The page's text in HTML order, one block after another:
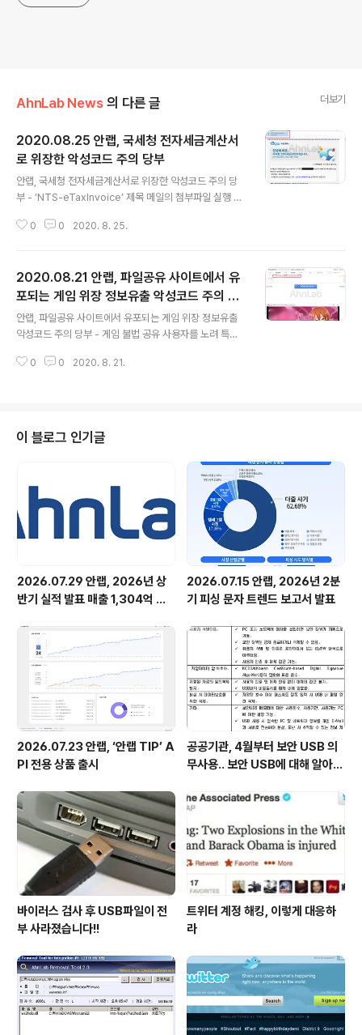
AhnLab News 의 다른 글 더보기
2020.08.25 안랩, 국세청 전자세금계산서
로 위장한 악성코드 주의 당부
안랩, 국세청 전자세금계산서로 위장한 악성코드 주의 당
부 - ‘NTS-eTaxInvoice’ 제목 메일의 첨부파일 실행 시
로드, 가짜 PDF 파일 열면 정보유출 악성코드에 감염 - ▲
파이어폭스 등), 오피스 SW등 프로그램 최신 보안 패치 적
용 ▲백신 최신버전 유지 및 실시간 감시 기능 활성화 등
필수 보안수칙 실행 필수 재산세, 주민세 등 지방세 납부 시
기가 다가온 가운데, 국세청을 사칭한 악성 메일이 유포되
고 있어 사용자의 주의가 필요하다. 안랩(대표 강석균, ww
w.ahnlab.com )은 최근 ‘국세청 발급 전자세금계산..
0 0 2020. 8. 25.
2020.08.21 안랩, 파일공유 사이트에서 유
포되는 게임 위장 정보유출 악성코드 주의 당
부
안랩, 파일공유 사이트에서 유포되는 게임 위장 정보유출
악성코드 주의 당부 - 게임 불법 공유 사용자를 노려 특정
행 시 사용자 화면에는 게임 정상 실행, 감염 이후 사용자
프로그램, 오피스 SW 등 프로그램의 최신 버전 유지 및 보
안 패치 적용 ▲최신 버전 백신 사용 및 실시간 감시 적용
등 보안수칙 준수 필요 안랩(대표 강석균, www.ahnlab.c
om )은 최근 국내 유명 파일공유 사이트에서 게임 실행파
일을 위장한 정보유출 악성코드가 유포되고 있어 주의가
필요하다고 밝혔다. ..
0 0 2020. 8. 21.
이 블로그 인기글
2026.07.29 안랩, 2026년 상
반기 실적 발표 매출 1,304억 원,
2026.07.15 안랩, 2026년 2분
기 피싱 문자 트렌드 보고서 발표
2026.07.23 안랩, ‘안랩 TIP’ A
PI 전용 상품 출시
공공기관, 4월부터 보안 USB 의
무사용.. 보안 USB에 대해 알아봅
바이러스 검사 후 USB파일이 전
부 사라졌습니다!!
트위터 계정 해킹, 이렇게 대응하
라